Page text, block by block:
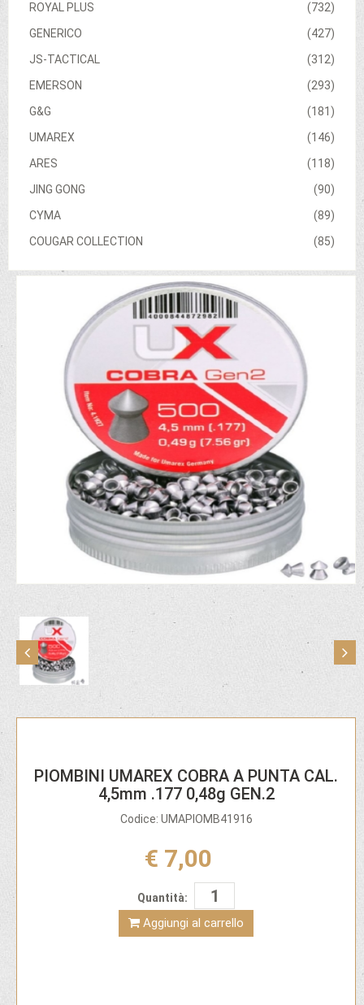
(732)
ROYAL PLUS
(427)
GENERICO
(312)
JS-TACTICAL
(293)
EMERSON
(181)
G&G
(146)
UMAREX
(118)
ARES
(90)
JING GONG
(89)
CYMA
(85)
COUGAR COLLECTION
PIOMBINI UMAREX COBRA A PUNTA CAL.
4,5mm .177 0,48g GEN.2
Codice: UMAPIOMB41916
€ 7,00
Quantità:
Aggiungi al carrello